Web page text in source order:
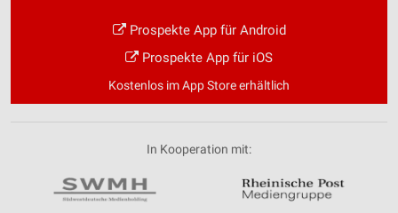
Prospekte App für Android
Prospekte App für iOS
Kostenlos im App Store erhältlich
In Kooperation mit: